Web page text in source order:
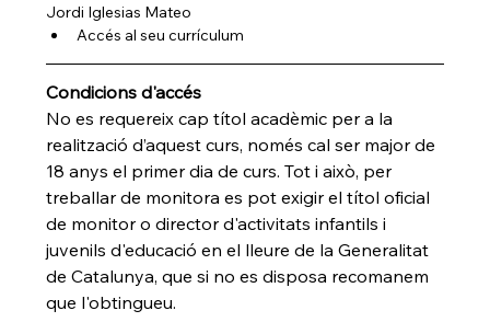
Jordi Iglesias Mateo
Accés al seu currículum
Condicions d'accés
No es requereix cap títol acadèmic per a la
realització d’aquest curs, només cal ser major de
18 anys el primer dia de curs. Tot i això, per
treballar de monitora es pot exigir el títol oficial
de monitor o director d'activitats infantils i
juvenils d'educació en el lleure de la Generalitat
de Catalunya, que si no es disposa recomanem
que l'obtingueu.